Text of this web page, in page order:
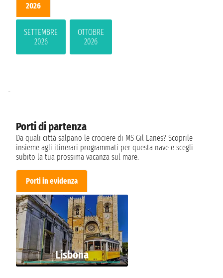
2026
SETTEMBRE
2026
OTTOBRE
2026
Porti di partenza
Da quali città salpano le crociere di MS Gil Eanes? Scoprile
insieme agli itinerari programmati per questa nave e scegli
subito la tua prossima vacanza sul mare.
Porti in evidenza
Lisbona
-